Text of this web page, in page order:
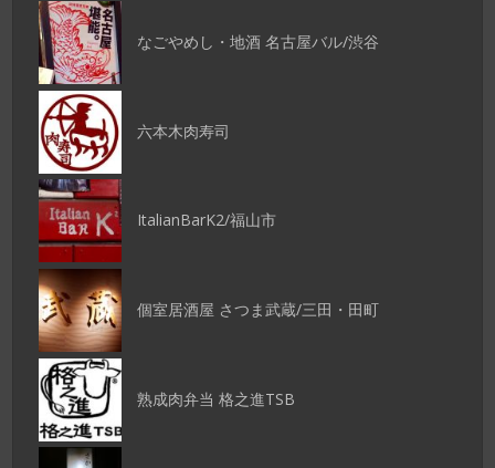
なごやめし・地酒 名古屋バル/渋谷
六本木肉寿司
ItalianBarK2/福山市
個室居酒屋 さつま武蔵/三田・田町
熟成肉弁当 格之進TSB